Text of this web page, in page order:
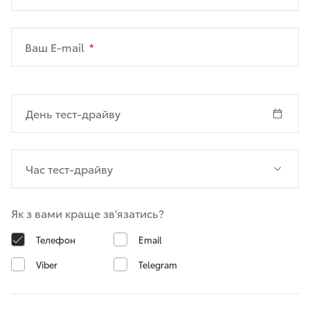
Ваш E-mail
Як з вами краще зв'язатись?
Телефон
Email
Viber
Telegram